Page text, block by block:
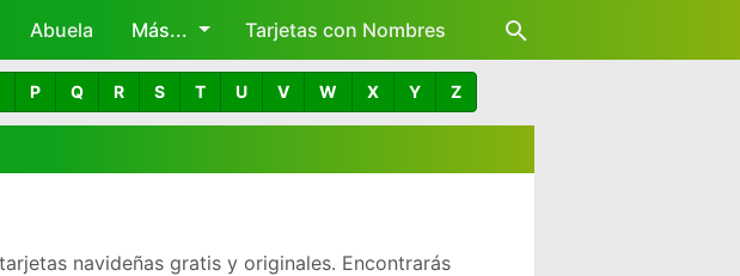
Abuela Más... Tarjetas con Nombres
P Q R S T U V W X Y Z
navideñas gratis y originales. Encontrarás